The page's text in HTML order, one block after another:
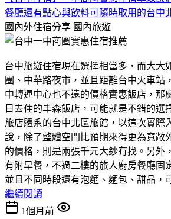
餐廳還有點心與飲料可隨時取用的台中
國內外住宿分享 國內旅遊
台中旅遊住宿現在選擇相當多，而大大
圈、中華路夜市，並且距離台中火車站
中轉運中心也不遠的價格實惠飯店，那
日去住的丰森飯店，可能就是不錯的選
旅店體系的台中北區旅館，以這次實際
說，除了整體空間比預期來得更為寬敞
的價格，則是兩張千元大鈔有找。另外
有附早餐，不過二樓的旅人廚房餐廳固
並且不同時段還有泡麵、麵包、甜品，
繼續閱讀
1個月前